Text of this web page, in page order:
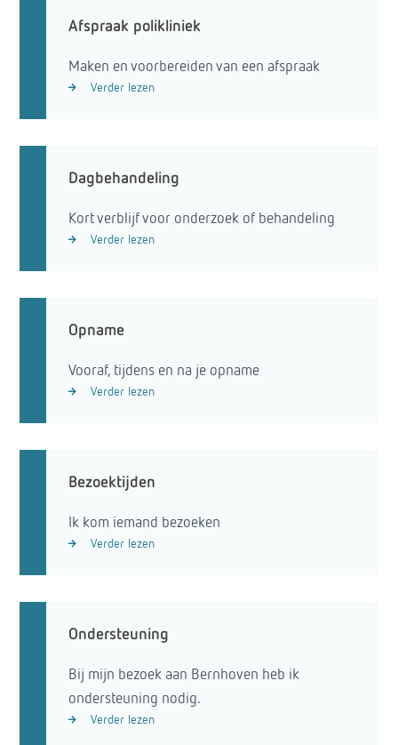
Afspraak polikliniek
Maken en voorbereiden van een afspraak
Verder lezen
Dagbehandeling
Kort verblijf voor onderzoek of behandeling
Verder lezen
Opname
Vooraf, tijdens en na je opname
Verder lezen
Bezoektijden
Ik kom iemand bezoeken
Verder lezen
Ondersteuning
Bij mijn bezoek aan Bernhoven heb ik
ondersteuning nodig.
Verder lezen